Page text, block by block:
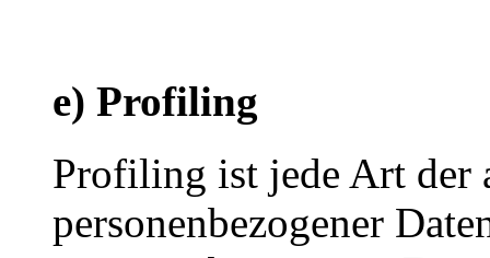
e) Profiling
Profiling ist jede Art der
personenbezogener